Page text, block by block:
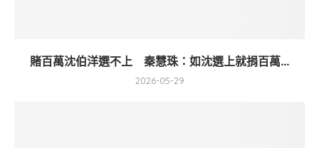
賭百萬沈伯洋選不上 秦慧珠：如沈選上就捐百萬...
2026-05-29